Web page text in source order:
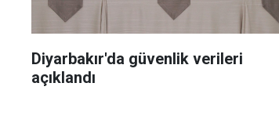
Diyarbakır'da güvenlik verileri
açıklandı